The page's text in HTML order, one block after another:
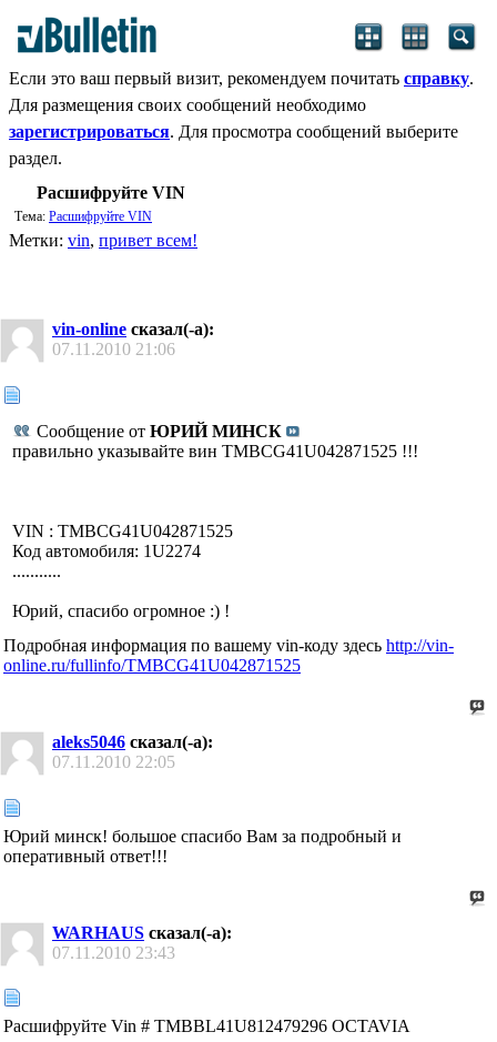
Если это ваш первый визит, рекомендуем почитать справку.
Для размещения своих сообщений необходимо
зарегистрироваться. Для просмотра сообщений выберите
раздел.
Расшифруйте VIN
Тема: Расшифруйте VIN
Метки: vin, привет всем!
vin-online сказал(-а):
07.11.2010 21:06
Сообщение от ЮРИЙ МИНСК
правильно указывайте вин TMBCG41U042871525 !!!
VIN : TMBCG41U042871525
Код автомобиля: 1U2274
...........
Юрий, спасибо огромное :) !
Подробная информация по вашему vin-коду здесь http://vin-
online.ru/fullinfo/TMBCG41U042871525
aleks5046 сказал(-а):
07.11.2010 22:05
Юрий минск! большое спасибо Вам за подробный и
оперативный ответ!!!
WARHAUS сказал(-а):
07.11.2010 23:43
Расшифруйте Vin # TMBBL41U812479296 OCTAVIA